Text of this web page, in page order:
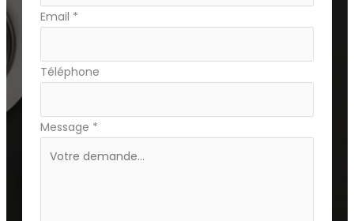
Email *
Téléphone
Message *